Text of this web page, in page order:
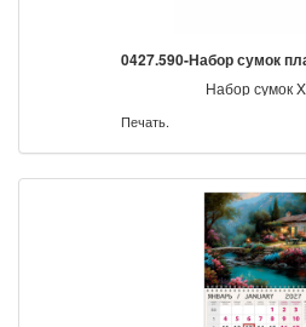
0427.590-Набор сумок
Набор сумок
Печать.